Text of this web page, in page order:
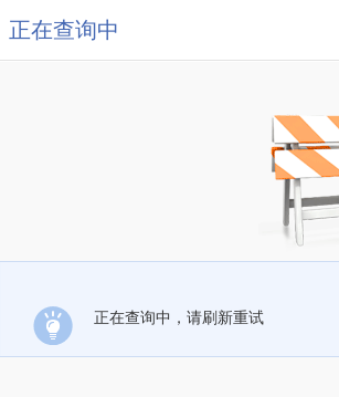
正在查询中
正在查询中，请刷新重试